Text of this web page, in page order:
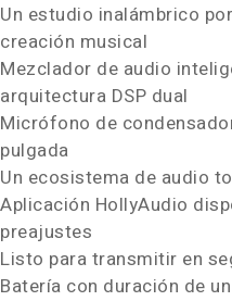
Un estudio inalámbrico
creación musical
Mezclador de audio
arquitectura DSP dual
Micrófono de
pulgada
Un ecosistema de audio
Aplicación HollyAudio
preajustes
Listo para transmitir en
Batería con duración de